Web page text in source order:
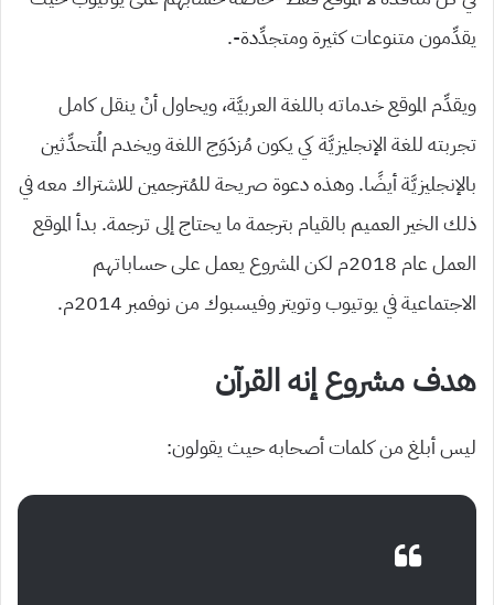
يقدِّمون متنوعات كثيرة ومتجدِّدة-.
ويقدِّم الموقع خدماته باللغة العربيَّة، ويحاول أنْ ينقل كامل
تجربته للغة الإنجليزيَّة كي يكون مُزدَوَج اللغة ويخدم المُتحدِّثين
بالإنجليزيَّة أيضًا. وهذه دعوة صريحة للمُترجمين للاشتراك معه في
ذلك الخير العميم بالقيام بترجمة ما يحتاج إلى ترجمة. بدأ الموقع
العمل عام 2018م لكن المشروع يعمل على حساباتهم
الاجتماعية في يوتيوب وتويتر وفيسبوك من نوفمبر 2014م.
هدف مشروع إنه القرآن
ليس أبلغ من كلمات أصحابه حيث يقولون: